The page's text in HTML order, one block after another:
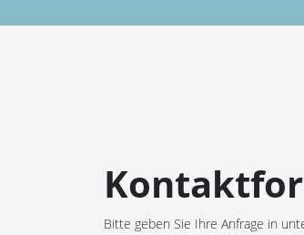
Bitte geben Sie Ihre Anfrage in